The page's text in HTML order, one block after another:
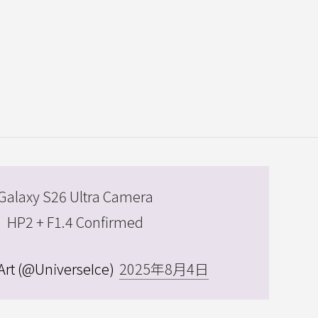
S26 Ultra Camera
HP2 + F1.4 Confirmed
(@UniverseIce) 2025年8月4日